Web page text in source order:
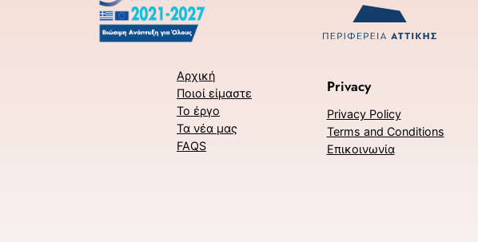
Αρχική
Ποιοί είμαστε
Το έργο
Τα νέα μας
FAQS
Privacy
Privacy Policy
Terms and Conditions
Επικοινωνία